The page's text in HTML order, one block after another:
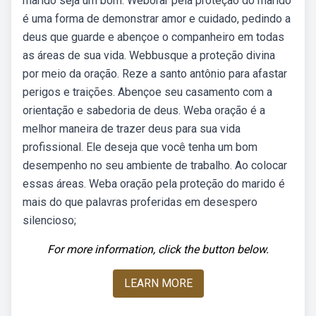
é uma forma de demonstrar amor e cuidado, pedindo a
deus que guarde e abençoe o companheiro em todas
as áreas de sua vida. Webbusque a proteção divina
por meio da oração. Reze a santo antônio para afastar
perigos e traições. Abençoe seu casamento com a
orientação e sabedoria de deus. Weba oração é a
melhor maneira de trazer deus para sua vida
profissional. Ele deseja que você tenha um bom
desempenho no seu ambiente de trabalho. Ao colocar
essas áreas. Weba oração pela proteção do marido é
mais do que palavras proferidas em desespero
silencioso;
For more information, click the button below.
LEARN MORE